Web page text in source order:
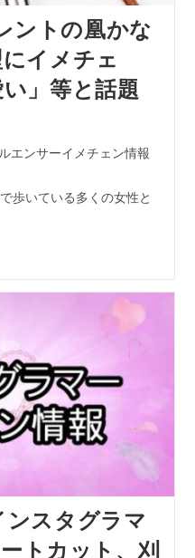
ントの凰かな
イメチェ
」等と話題
エンサーイメチェン情報
歩いている多くの女性と
スタグラマ
トカット、刈